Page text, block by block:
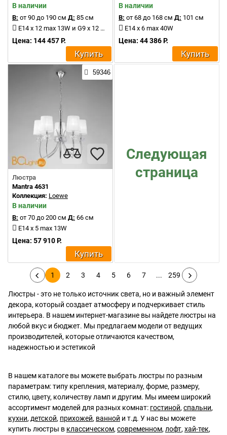
В наличии
В: от 90 до 190 см Д: 85 см
E14 x 12 max 13W и G9 x 12 max 13W
Цена: 144 457 Р.
Купить
В наличии
В: от 68 до 168 см Д: 101 см
E14 x 6 max 40W
Цена: 44 386 Р.
Купить
59346
Люстра
Mantra 4631
Коллекция: Loewe
В наличии
В: от 70 до 200 см Д: 66 см
E14 x 5 max 13W
Цена: 57 910 Р.
Купить
Следующая
страница
1 2 3 4 5 6 7 ... 259
Люстры - это не только источник света, но и важный элемент
декора, который создает атмосферу и подчеркивает стиль
интерьера. В нашем интернет-магазине вы найдете люстры на
любой вкус и бюджет. Мы предлагаем модели от ведущих
производителей, которые отличаются качеством,
надежностью и эстетикой
В нашем каталоге вы можете выбрать люстры по разным
параметрам: типу крепления, материалу, форме, размеру,
стилю, цвету, количеству ламп и другим. Мы имеем широкий
ассортимент моделей для разных комнат: гостиной, спальни,
кухни, детской, прихожей, ванной и т.д. У нас вы можете
купить люстры в классическом, современном, лофт, хай-тек,